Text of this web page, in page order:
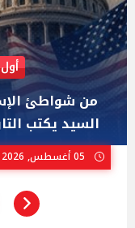
AIPAC رصدت 30 مليون دولار لإضعافه
"عبد الرحمن
ستيفنز" وإيباك